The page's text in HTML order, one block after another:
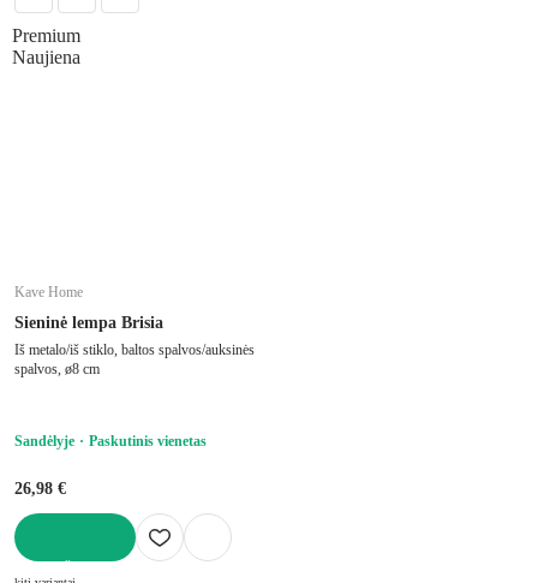
Premium
Naujiena
Kave Home
Sieninė lempa Brisia
Iš metalo/iš stiklo, baltos spalvos/auksinės
spalvos, ø8 cm
Sandėlyje Paskutinis vienetas
26,98 €